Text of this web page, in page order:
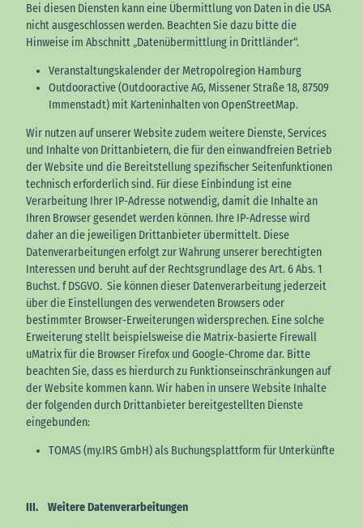
Bei diesen Diensten kann eine Übermittlung von Daten in die USA
nicht ausgeschlossen werden. Beachten Sie dazu bitte die
Hinweise im Abschnitt „Datenübermittlung in Drittländer“.
Veranstaltungskalender der Metropolregion Hamburg
Outdooractive (Outdooractive AG, Missener Straße 18, 87509
Immenstadt) mit Karteninhalten von OpenStreetMap.
Wir nutzen auf unserer Website zudem weitere Dienste, Services
und Inhalte von Drittanbietern, die für den einwandfreien Betrieb
der Website und die Bereitstellung spezifischer Seitenfunktionen
technisch erforderlich sind. Für diese Einbindung ist eine
Verarbeitung Ihrer IP-Adresse notwendig, damit die Inhalte an
Ihren Browser gesendet werden können. Ihre IP-Adresse wird
daher an die jeweiligen Drittanbieter übermittelt. Diese
Datenverarbeitungen erfolgt zur Wahrung unserer berechtigten
Interessen und beruht auf der Rechtsgrundlage des Art. 6 Abs. 1
Buchst. f DSGVO. Sie können dieser Datenverarbeitung jederzeit
über die Einstellungen des verwendeten Browsers oder
bestimmter Browser-Erweiterungen widersprechen. Eine solche
Erweiterung stellt beispielsweise die Matrix-basierte Firewall
uMatrix für die Browser Firefox und Google-Chrome dar. Bitte
beachten Sie, dass es hierdurch zu Funktionseinschränkungen auf
der Website kommen kann. Wir haben in unsere Website Inhalte
der folgenden durch Drittanbieter bereitgestellten Dienste
eingebunden:
TOMAS (my.IRS GmbH) als Buchungsplattform für Unterkünfte
III. Weitere Datenverarbeitungen